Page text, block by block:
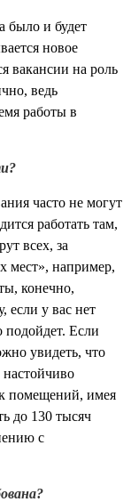
было и будет
новое
вакансии на роль
ведь
работы в
часто не могут
работать там,
всех, за
мест», например,
конечно,
если у вас нет
подойдет. Если
увидеть, что
помещений, имея
до 130 тысяч
с